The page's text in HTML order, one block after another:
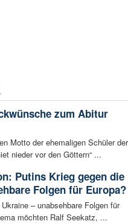
zum Abitur
Motto der ehemaligen Schüler der
nieder vor den Göttern“ ...
Putins Krieg gegen die
Folgen für Europa?
– unabsehbare Folgen für
möchten Ralf Seekatz, ...